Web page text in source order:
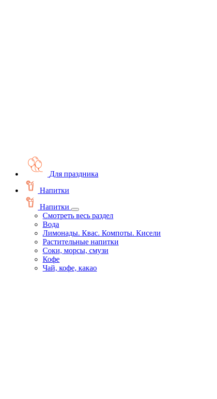
Для праздника
Напитки
Напитки
Смотреть весь раздел
Вода
Лимонады. Квас. Компоты. Кисели
Растительные напитки
Соки, морсы, смузи
Кофе
Чай, кофе, какао